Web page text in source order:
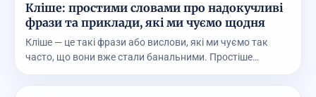
Кліше: простими словами про надокучливі
фрази та приклади, які ми чуємо щодня
Кліше — це такі фрази або вислови, які ми чуємо так
часто, що вони вже стали банальними. Простіше